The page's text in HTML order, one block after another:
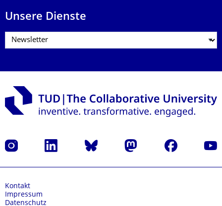
Unsere Dienste
Instagram LinkedIn Bluesky Mastodon Facebook
Kontakt
Impressum
Datenschutz